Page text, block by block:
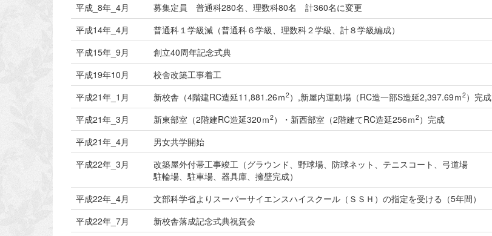
平成_8年_4月
募集定員 普通科280名、理数科80名 計360名に変更
平成14年_4月
普通科１学級減（普通科６学級、理数科２学級、計８学級編成）
平成15年_9月
創立40周年記念式典
平成19年10月
校舎改築工事着工
平成21年_1月
新校舎（4階建RC造延11,881.26ｍ2）,新屋内運動場（RC造一部S造延2,397.69ｍ2）完成
平成21年_3月
新東部室（2階建RC造延320ｍ2）・新西部室（2階建てRC造延256ｍ2）完成
平成21年_4月
男女共学開始
平成22年_3月
改築屋外付帯工事竣工（グラウンド、野球場、防球ネット、テニスコート、弓道場
駐輪場、駐車場、器具庫、擁壁完成）
平成22年_4月
文部科学省よりスーパーサイエンスハイスクール（ＳＳＨ）の指定を受ける（5年間）
平成22年_7月
新校舎落成記念式典祝賀会